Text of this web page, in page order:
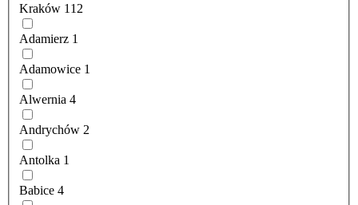
Kraków 112
Adamierz 1
Adamowice 1
Alwernia 4
Andrychów 2
Antolka 1
Babice 4